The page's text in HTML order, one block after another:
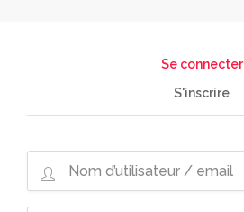
Se connecter
S'inscrire